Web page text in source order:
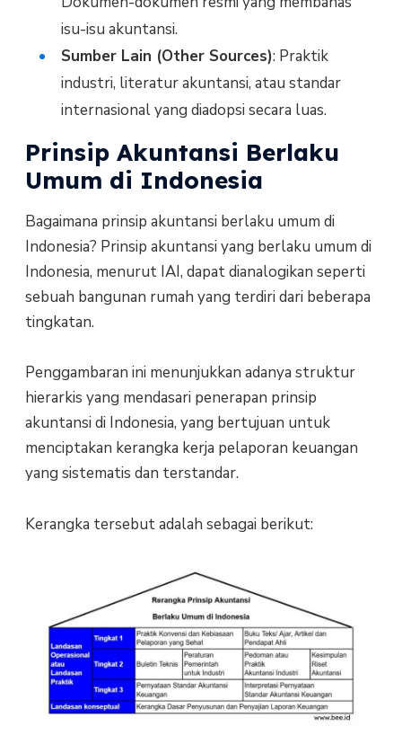
isu-isu akuntansi.
Sumber Lain (Other Sources): Praktik
industri, literatur akuntansi, atau standar
internasional yang diadopsi secara luas.
Prinsip Akuntansi Berlaku
Umum di Indonesia
Bagaimana prinsip akuntansi berlaku umum di
Indonesia? Prinsip akuntansi yang berlaku umum di
Indonesia, menurut IAI, dapat dianalogikan seperti
sebuah bangunan rumah yang terdiri dari beberapa
tingkatan.
Penggambaran ini menunjukkan adanya struktur
hierarkis yang mendasari penerapan prinsip
akuntansi di Indonesia, yang bertujuan untuk
menciptakan kerangka kerja pelaporan keuangan
yang sistematis dan terstandar.
Kerangka tersebut adalah sebagai berikut: